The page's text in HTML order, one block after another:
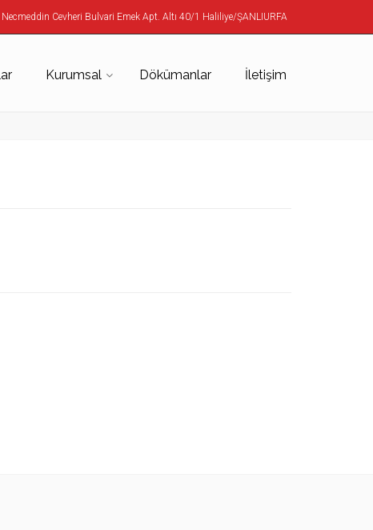
Necmeddin Cevheri Bulvari Emek Apt. Altı 40/1 Haliliye/ŞANLIURFA
Kurumsal Dökümanlar İletişim